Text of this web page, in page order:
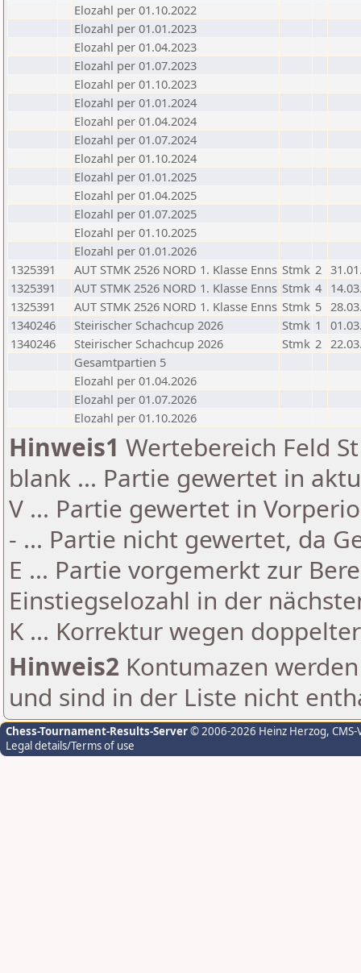
Elozahl per 01.10.2022
Elozahl per 01.01.2023
Elozahl per 01.04.2023
Elozahl per 01.07.2023
Elozahl per 01.10.2023
Elozahl per 01.01.2024
Elozahl per 01.04.2024
Elozahl per 01.07.2024
Elozahl per 01.10.2024
Elozahl per 01.01.2025
Elozahl per 01.04.2025
Elozahl per 01.07.2025
Elozahl per 01.10.2025
Elozahl per 01.01.2026
1325391
AUT STMK 2526 NORD 1. Klasse Enns Stmk 2
1325391
AUT STMK 2526 NORD 1. Klasse Enns Stmk 4
1325391
AUT STMK 2526 NORD 1. Klasse Enns Stmk 5
1340246
Steirischer Schachcup 2026 Stmk 1
1340246
Steirischer Schachcup 2026 Stmk 2
Gesamtpartien 5
Elozahl per 01.04.2026
Elozahl per 01.07.2026
Elozahl per 01.10.2026
Hinweis1 Wertebereich Feld
blank ... Partie gewertet in
V ... Partie gewertet in
- ... Partie nicht gewertet, da
E ... Partie vorgemerkt zur
Einstiegselozahl in der
K ... Korrektur wegen
Hinweis2 Kontumazen
und sind in der Liste nicht
Chess-Tournament-Results-Server© 2006-2026 Heinz Herzog,
Legal details/Terms of use